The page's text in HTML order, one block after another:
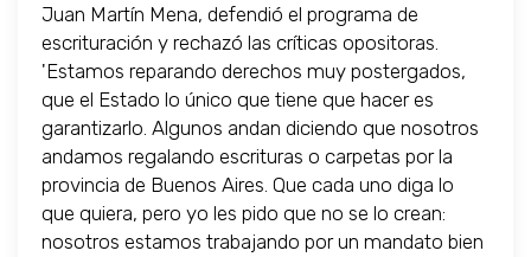
Juan Martín Mena, defendió el programa de
escrituración y rechazó las críticas opositoras.
'Estamos reparando derechos muy postergados,
que el Estado lo único que tiene que hacer es
garantizarlo. Algunos andan diciendo que nosotros
andamos regalando escrituras o carpetas por la
provincia de Buenos Aires. Que cada uno diga lo
que quiera, pero yo les pido que no se lo crean:
nosotros estamos trabajando por un mandato bien